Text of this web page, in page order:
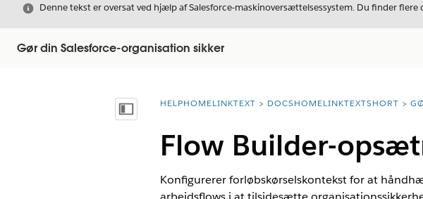
LukDenne tekst er oversat ved hjælp af Salesforce-maskinoversættelsessystem. Du finder flere
Gør din Salesforce-organisation sikker
Vis indholdsfortegnelse
breadcrumbDescription
HELPHOMELINKTEXT DOCSHOMELINKTEXTSHORT
Flow Builder-
Konfigurerer forløbskørselskontekst for at